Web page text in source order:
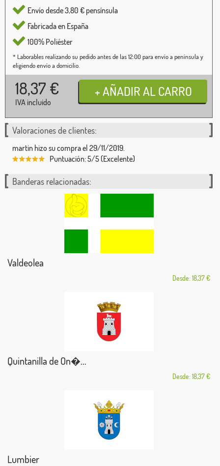
Envío desde 3,80 € pensínsula
Fabricada en España
100% Poliéster
* Laborables realizando su pedido antes de las 12:00 para envío a península y
eligiendo envío a domicilio.
18,37 €
IVA incluido
Valoraciones de clientes:
martin hizo su compra el 29/11/2019.
Puntuación: 5/5 (Excelente)
Banderas relacionadas:
Valdeolea
Desde: 18,37 €
Quintanilla de On�...
Desde: 18,37 €
Lumbier